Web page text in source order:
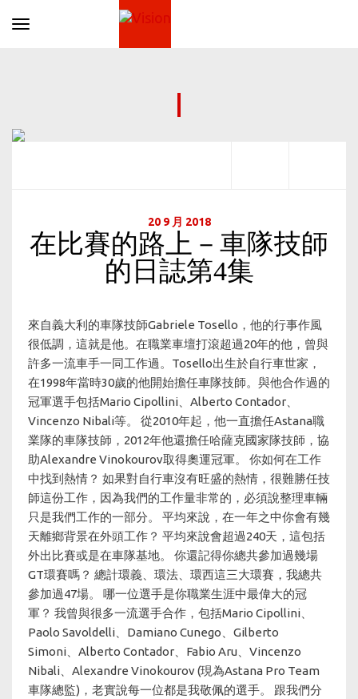
Toggle navigation
20 9 月 2018
在比賽的路上－車隊技師
的日誌第4集
來自義大利的車隊技師Gabriele Tosello，他的行事作風
很低調，這就是他。在職業車壇打滾超過20年的他，曾與
許多一流車手一同工作過。Tosello出生於自行車世家，
在1998年當時30歲的他開始擔任車隊技師。與他合作過的
冠軍選手包括Mario Cipollini、Alberto Contador、
Vincenzo Nibali等。 從2010年起，他一直擔任Astana職
業隊的車隊技師，2012年他還擔任哈薩克國家隊技師，協
助Alexandre Vinokourov取得奧運冠軍。 你如何在工作
中找到熱情？ 如果對自行車沒有旺盛的熱情，很難勝任技
師這份工作，因為我們的工作量非常的，必須說整理車輛
只是我們工作的一部分。 平均來說，在一年之中你會有幾
天離鄉背景在外頭工作？ 平均來說會超過240天，這包括
外出比賽或是在車隊基地。 你還記得你總共參加過幾場
GT環賽嗎？ 總計環義、環法、環西這三大環賽，我總共
參加過47場。 哪一位選手是你職業生涯中最偉大的冠
軍？ 我曾與很多一流選手合作，包括Mario Cipollini、
Paolo Savoldelli、Damiano Cunego、Gilberto
Simoni、Alberto Contador、Fabio Aru、Vincenzo
Nibali、Alexandre Vinokourov (現為Astana Pro Team
車隊總監)，老實說每一位都是我敬佩的選手。 跟我們分